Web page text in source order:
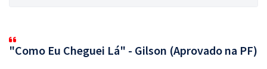
"Como Eu Cheguei Lá" - Gilson (Aprovado na PF)